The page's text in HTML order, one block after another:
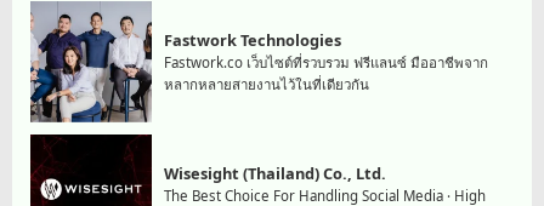
Fastwork Technologies
Fastwork.co เว็บไซต์ที่รวบรวม ฟรีแลนซ์ มืออาชีพจาก
หลากหลายสายงานไว้ในที่เดียวกัน
Wisesight (Thailand) Co., Ltd.
The Best Choice For Handling Social Media · High